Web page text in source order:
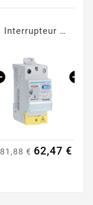
Interrupteur Différentiel 40A Type A 30mA à vis
81,88 € 62,47 €